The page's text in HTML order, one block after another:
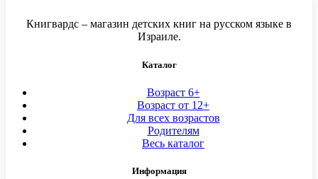
Книгвардс – магазин детских книг на русском языке в
Израиле.
Каталог
Возраст 6+
Возраст от 12+
Для всех возрастов
Родителям
Весь каталог
Информация